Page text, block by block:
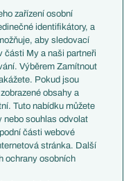
soutěž
zařízení osobní
identifikátory, a
aby sledovací
části My a naši partneři
Výběrem Zamítnout
Pokud jsou
obsahy a
Tuto nabídku můžete
nebo souhlas odvolat
části webové
stránka. Další
ochrany osobních